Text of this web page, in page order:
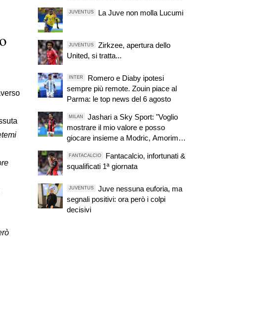
JUVENTUS La Juve non molla Lucumi
JUVENTUS
Zirkzee, apertura dello
United, si tratta...
INTER
Romero e Diaby ipotesi
sempre più remote. Zouin piace al
Parma: le top news del 6 agosto
MILAN
Jashari a Sky Sport: "Voglio
mostrare il mio valore e posso
giocare insieme a Modric, Amorim
diversa"
FANTACALCIO
Fantacalcio, infortunati &
squalificati 1ª giornata
JUVENTUS
Juve nessuna euforia, ma
segnali positivi: ora però i colpi
decisivi